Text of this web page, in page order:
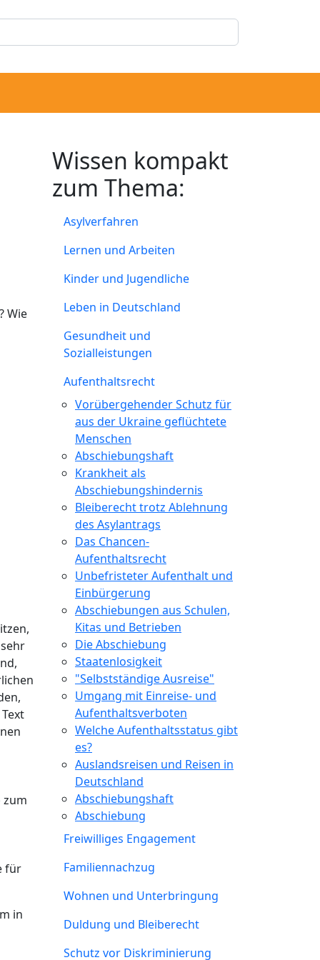
Wissen kompakt
zum Thema:
Asylverfahren
Lernen und Arbeiten
Kinder und Jugendliche
Leben in Deutschland
Gesundheit und
Sozialleistungen
Aufenthaltsrecht
Vorübergehender Schutz für
aus der Ukraine geflüchtete
Menschen
Abschiebungshaft
Krankheit als
Abschiebungshindernis
Bleiberecht trotz Ablehnung
des Asylantrags
Das Chancen-
Aufenthaltsrecht
Unbefristeter Aufenthalt und
Einbürgerung
Abschiebungen aus Schulen,
Kitas und Betrieben
Die Abschiebung
Staatenlosigkeit
"Selbstständige Ausreise"
Umgang mit Einreise- und
Aufenthaltsverboten
Welche Aufenthaltsstatus gibt
es?
Auslandsreisen und Reisen in
Deutschland
Abschiebungshaft
Abschiebung
Freiwilliges Engagement
Familiennachzug
Wohnen und Unterbringung
Duldung und Bleiberecht
Schutz vor Diskriminierung
Wie
zum
für
in